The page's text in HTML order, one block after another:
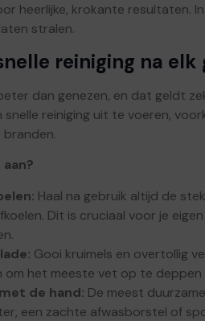
heerlijke, krokante resultaten.
stralen.
reiniging na
dan genezen, en dat geldt
snelle reiniging uit te voeren,
branden.
Haal na gebruik altijd de
Dit is cruciaal voor je
Gooi kruimels en overtollig
om het meeste vet op te
de hand: De meest
een zachte afwasborstel of